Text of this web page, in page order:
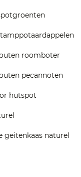
roomboter
pecannoten
hutspot
geitenkaas naturel